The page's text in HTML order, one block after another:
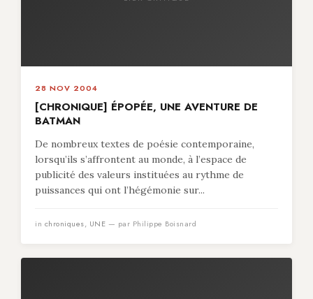
28 NOV 2004
[CHRONIQUE] ÉPOPÉE, UNE AVENTURE DE
BATMAN
De nombreux textes de poésie contemporaine,
lorsqu’ils s’affrontent au monde, à l’espace de
publicité des valeurs instituées au rythme de
puissances qui ont l’hégémonie sur...
in chroniques, UNE — par Philippe Boisnard